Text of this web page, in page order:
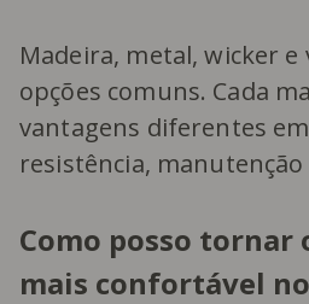
Madeira, metal, wicker
opções comuns. Cada
vantagens diferentes
resistência, manutenção
Como posso tornar
mais confortável